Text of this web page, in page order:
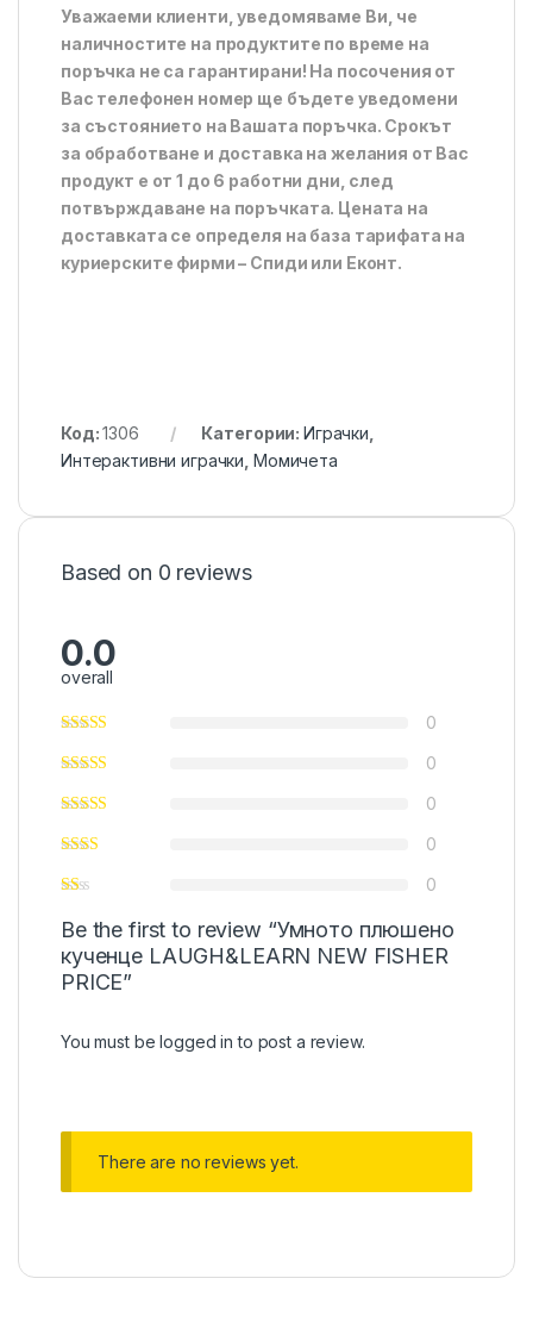
Уважаеми клиенти, уведомяваме Ви, че
наличностите на продуктите по време на
поръчка не са гарантирани! На посочения от
Вас телефонен номер ще бъдете уведомени
за състоянието на Вашата поръчка. Срокът
за обработване и доставка на желания от Вас
продукт е от 1 до 6 работни дни, след
потвърждаване на поръчката. Цената на
доставката се определя на база тарифата на
куриерските фирми – Спиди или Еконт.
Код:1306 Категории: Играчки
Интерактивни играчки Момичета
Based on 0 reviews
0.0
overall
0
0
0
0
0
Be the first to review “Умното плюшено
кученце LAUGH&LEARN NEW FISHER
PRICE”
You must belogged in to post a review.
There are no reviews yet.